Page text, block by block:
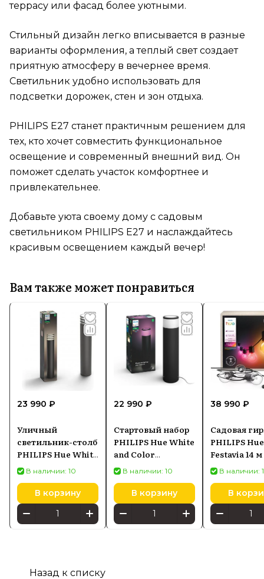
террасу или фасад более уютными.
Стильный дизайн легко вписывается в разные
варианты оформления, а теплый свет создает
приятную атмосферу в вечернее время.
Светильник удобно использовать для
подсветки дорожек, стен и зон отдыха.
PHILIPS E27 станет практичным решением для
тех, кто хочет совместить функциональное
освещение и современный внешний вид. Он
поможет сделать участок комфортнее и
привлекательнее.
Добавьте уюта своему дому с садовым
светильником PHILIPS E27 и наслаждайтесь
красивым освещением каждый вечер!
Вам также может понравиться
23 990 ₽
Уличный
светильник-столб
PHILIPS Hue White
Lucca черный
1740393P0
В наличии: 10
В корзину
22 990 ₽
Стартовый набор
PHILIPS Hue White
and Color
Ambiance Calla
черный 1745130P7
В наличии: 10
В корзину
38 990 ₽
Садовая
PHILIPS Hue
Festavia 14 м
модуль
В наличии:
В
Назад к списку